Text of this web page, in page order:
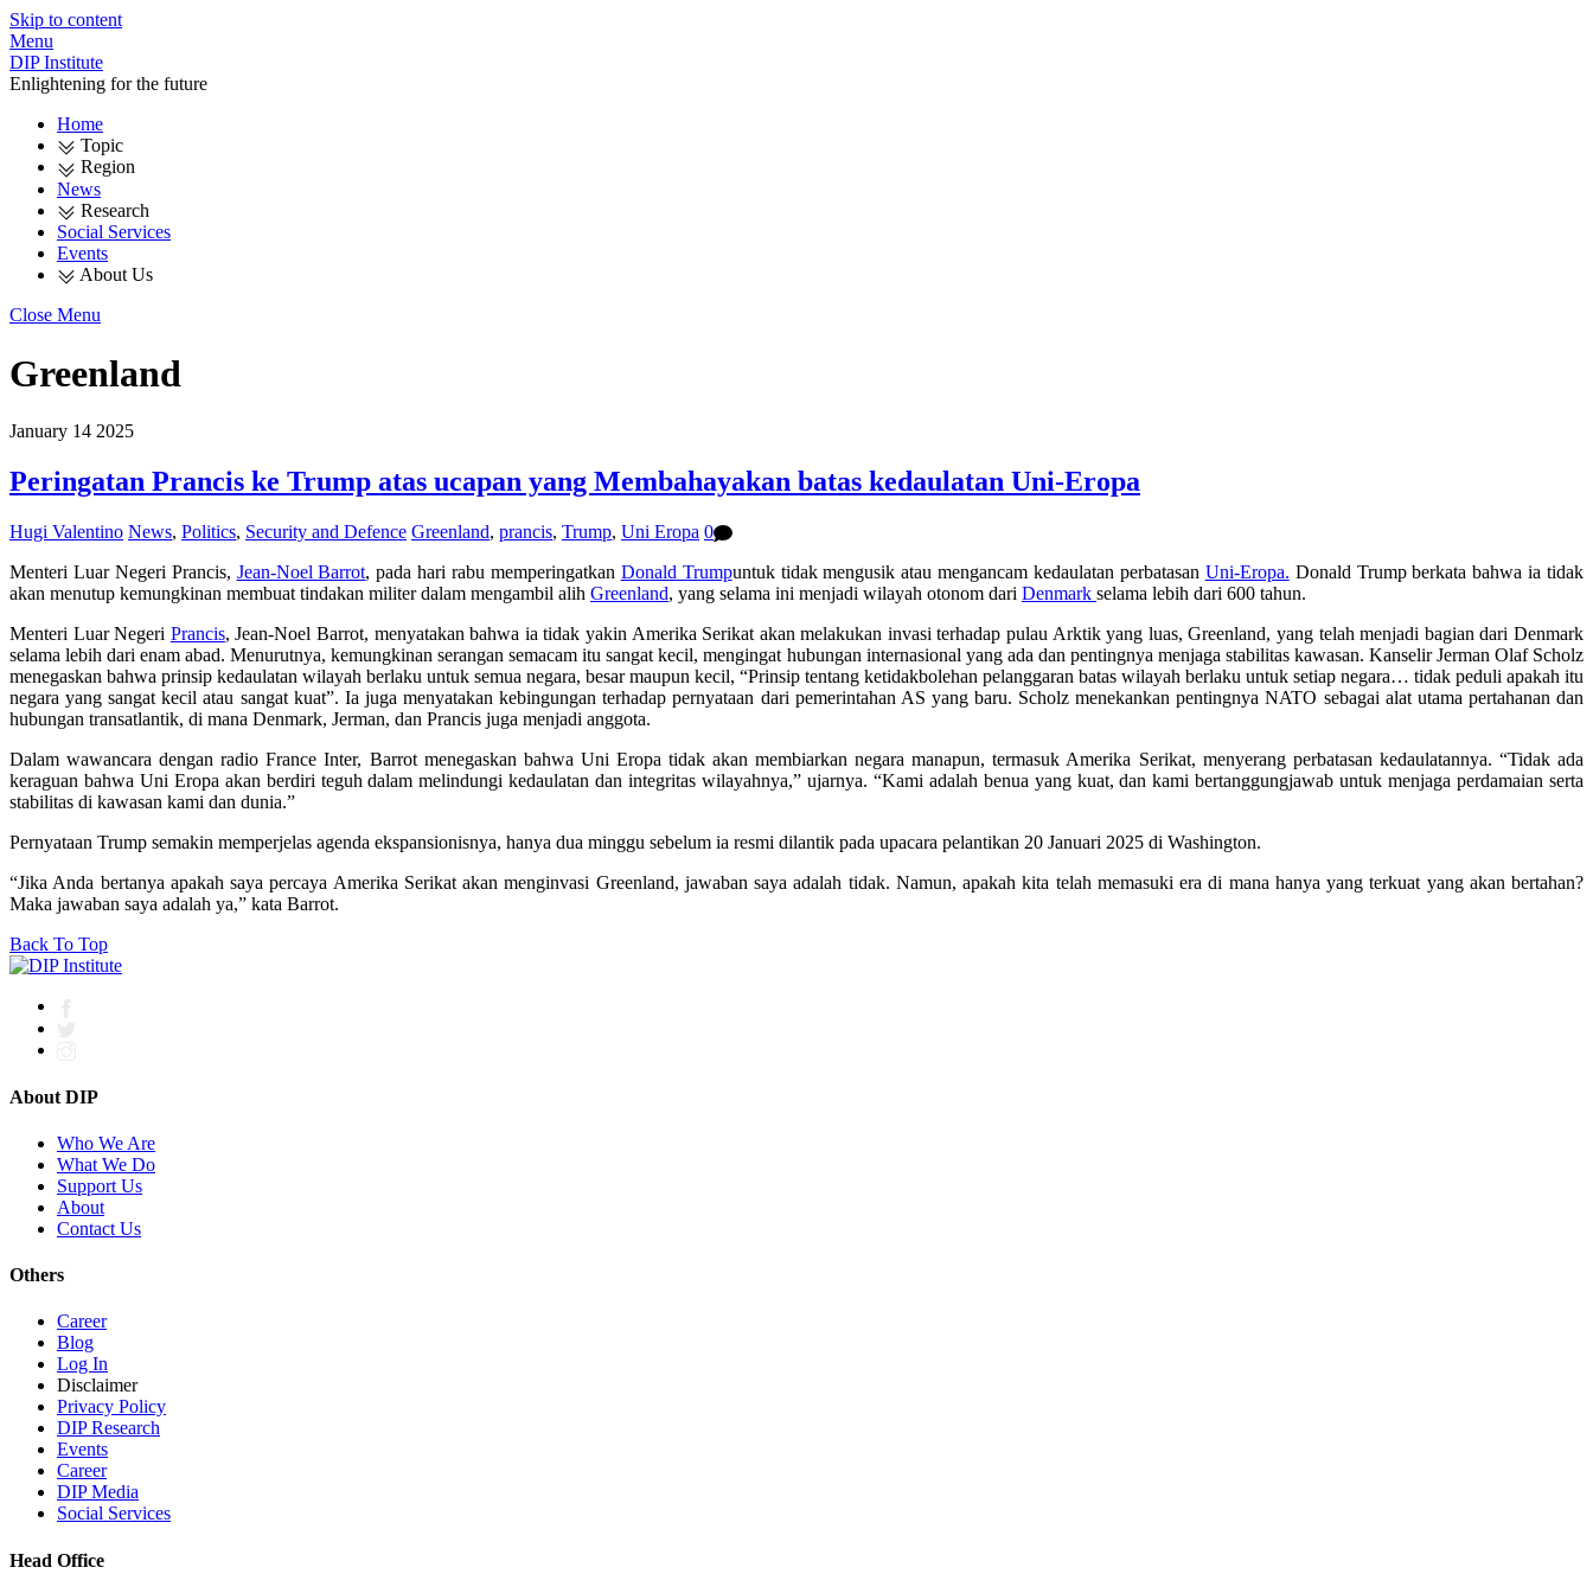
Skip to content
Menu
DIP Institute
Enlightening for the future
Home
Topic
Region
News
Research
Social Services
Events
About Us
Close Menu
Greenland
January 14 2025
Peringatan Prancis ke Trump atas ucapan yang Membahayakan batas kedaulatan Uni-Eropa
Hugi Valentino News, Politics, Security and Defence Greenland, prancis, Trump, Uni Eropa 0
Menteri Luar Negeri Prancis, Jean-Noel Barrot, pada hari rabu memperingatkan Donald Trumpuntuk tidak mengusik atau mengancam kedaulatan perbatasan Uni-Eropa. Donald Trump berkata bahwa ia tidak
akan menutup kemungkinan membuat tindakan militer dalam mengambil alih Greenland, yang selama ini menjadi wilayah otonom dari Denmark selama lebih dari 600 tahun.
Menteri Luar Negeri Prancis, Jean-Noel Barrot, menyatakan bahwa ia tidak yakin Amerika Serikat akan melakukan invasi terhadap pulau Arktik yang luas, Greenland, yang telah menjadi bagian dari Denmark
selama lebih dari enam abad. Menurutnya, kemungkinan serangan semacam itu sangat kecil, mengingat hubungan internasional yang ada dan pentingnya menjaga stabilitas kawasan. Kanselir Jerman Olaf Scholz
menegaskan bahwa prinsip kedaulatan wilayah berlaku untuk semua negara, besar maupun kecil, “Prinsip tentang ketidakbolehan pelanggaran batas wilayah berlaku untuk setiap negara… tidak peduli apakah itu
negara yang sangat kecil atau sangat kuat”. Ia juga menyatakan kebingungan terhadap pernyataan dari pemerintahan AS yang baru. Scholz menekankan pentingnya NATO sebagai alat utama pertahanan dan
hubungan transatlantik, di mana Denmark, Jerman, dan Prancis juga menjadi anggota.
Dalam wawancara dengan radio France Inter, Barrot menegaskan bahwa Uni Eropa tidak akan membiarkan negara manapun, termasuk Amerika Serikat, menyerang perbatasan kedaulatannya. “Tidak ada
keraguan bahwa Uni Eropa akan berdiri teguh dalam melindungi kedaulatan dan integritas wilayahnya,” ujarnya. “Kami adalah benua yang kuat, dan kami bertanggungjawab untuk menjaga perdamaian serta
stabilitas di kawasan kami dan dunia.”
Pernyataan Trump semakin memperjelas agenda ekspansionisnya, hanya dua minggu sebelum ia resmi dilantik pada upacara pelantikan 20 Januari 2025 di Washington.
“Jika Anda bertanya apakah saya percaya Amerika Serikat akan menginvasi Greenland, jawaban saya adalah tidak. Namun, apakah kita telah memasuki era di mana hanya yang terkuat yang akan bertahan?
Maka jawaban saya adalah ya,” kata Barrot.
Back To Top
About DIP
Who We Are
What We Do
Support Us
About
Contact Us
Others
Career
Blog
Log In
Disclaimer
Privacy Policy
DIP Research
Events
Career
DIP Media
Social Services
Head Office